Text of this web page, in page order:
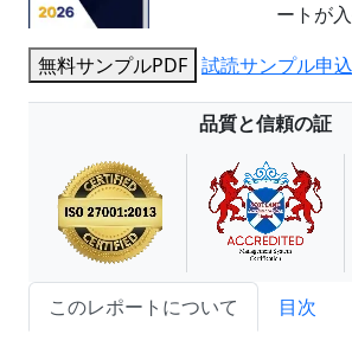
ートが
無料サンプルPDF 試読サンプル申込
品質と信頼の証
このレポートについて 目次